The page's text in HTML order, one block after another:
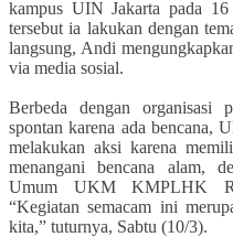
kampus UIN Jakarta pada
tersebut ia lakukan dengan
langsung, Andi
via media sosial.
Berbeda dengan organisasi
spontan karena ada
melakukan aksi karena
menangani bencana alam,
Umum UKM KMPLHK
“Kegiatan semacam ini
kita,” tuturnya, Sabtu (10/3).